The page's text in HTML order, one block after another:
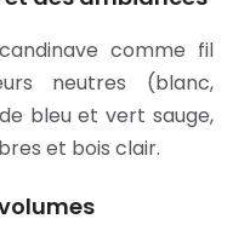
comme fil
neutres (blanc,
bleu et vert sauge,
et bois clair.